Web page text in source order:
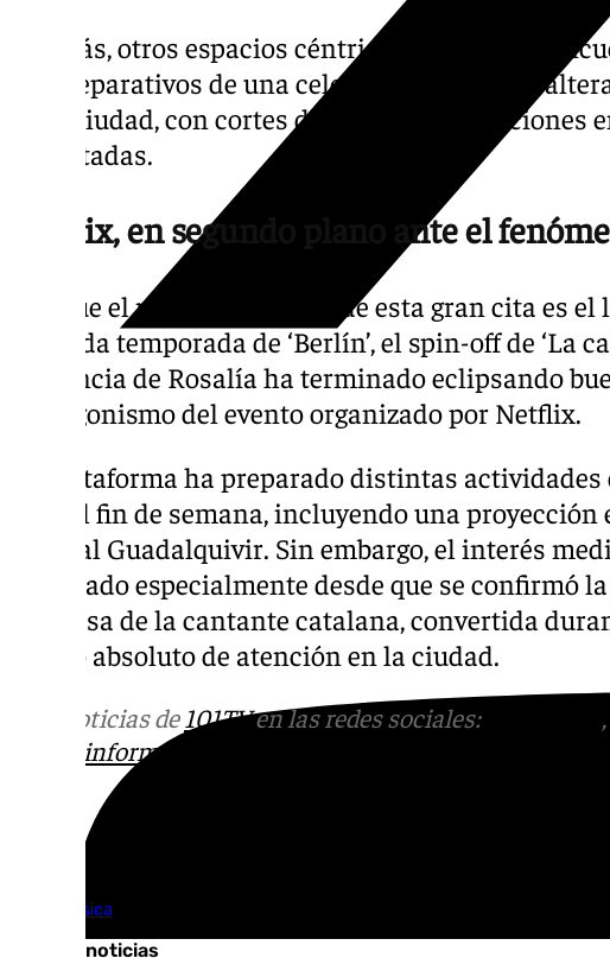
Además, otros espacios céntricos también se
los preparativos de una celebración que está
de la ciudad, con cortes de tráfico y restricciones
transitadas.
Netflix, en segundo plano ante el
Aunque el motivo principal de esta gran cita es
segunda temporada de ‘Berlín’, el spin-off de ‘La
presencia de Rosalía ha terminado eclipsando
protagonismo del evento organizado por Netflix.
La plataforma ha preparado distintas
todo el fin de semana, incluyendo una
junto al Guadalquivir. Sin embargo, el interés
disparado especialmente desde que se confirmó
sorpresa de la cantante catalana, convertida
centro absoluto de atención en la ciudad.
Más noticias de101TVen las redes sociales: ,
informativos@101tv.es
Música
Últimas noticias